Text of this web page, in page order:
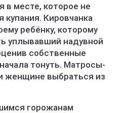
в месте, которое не
купания. Кировчанка
ребёнку, которому
уплывавший надувной
собственные
тонуть. Матросы-
женщине выбраться из
горожанам